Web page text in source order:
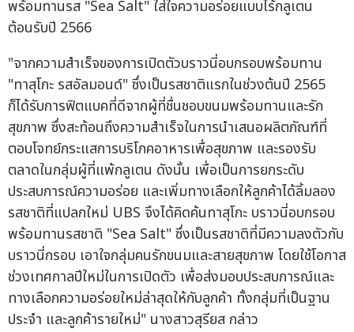
"จากความสำเร็จของการเปิดตัวบราวนี่อบกรอบพร้อมทาน
"ทาสุโกะ รสอัลมอนด์" ซึ่งเป็นรสชาติแรกในช่วงต้นปี 2565
ก็ได้รับการฟิตแบคที่ดีจากผู้ที่ชื่นชอบขนมพร้อมทานและรัก
สุขภาพ ซึ่งสะท้อนถึงความสำเร็จในการนำเสนอผลิตภัณฑ์ที่
ตอบโจทย์กระแสการบริโภคอาหารเพื่อสุขภาพ และรองรับ
ตลาดในกลุ่มผู้ที่แพ้กลูเตน ดังนั้น เพื่อเป็นการยกระดับ
ประสบการณ์ความอร่อย และเพิ่มทางเลือกให้ลูกค้าได้ลิ้มลอง
รสชาติที่แปลกใหม่ UBS จึงได้คิดค้นทาสุโกะ บราวนี่อบกรอบ
พร้อมทานรสชาติ "Sea Salt" ซึ่งเป็นรสชาติที่มีความลงตัวกับ
บราวนี่กรอบ เอาใจกลุ่มคนรักขนมและสายสุขภาพ โดยใช้โอกาส
ช่วงเทศกาลปีใหม่ในการเปิดตัว เพื่อส่งมอบประสบการณ์และ
ทางเลือกความอร่อยใหม่ล่าสุดให้กับลูกค้า ทั้งกลุ่มที่เป็นฐาน
ประจำ และลูกค้ารายใหม่" นางสาวสุรียส กล่าว